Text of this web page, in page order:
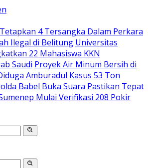
4 Tersangka Dalam Perkara
Ilegal di Belitung Universitas
22 Mahasiswa KKN
Saudi Proyek Air Minum Bersih di
Amburadul Kasus 53 Ton
Babel Buka Suara Pastikan Tepat
Mulai Verifikasi 208 Pokir